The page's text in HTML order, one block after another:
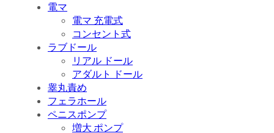
電マ
電マ 充電式
コンセント式
ラブドール
リアル ドール
アダルト ドール
睾丸責め
フェラホール
ペニスポンプ
増大 ポンプ